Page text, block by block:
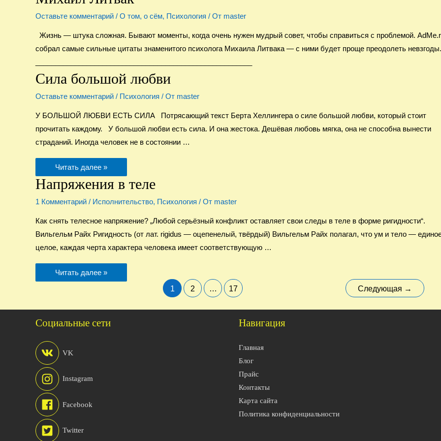
Оставьте комментарий / О том, о сём, Психология / От master
Жизнь — штука сложная. Бывают моменты, когда очень нужен мудрый совет, чтобы справиться с проблемой.
собрал самые сильные цитаты знаменитого психолога Михаила Литвака — с ними будет проще преодолеть невзгоды.
Сила большой любви
Оставьте комментарий / Психология / От master
У БОЛЬШОЙ ЛЮБВИ ЕСТЬ CИЛА Потрясающий текст Берта Хеллингера о силе большой любви, который стоит
прочитать каждому. У большой любви есть сила. И она жестока. Дешёвая любовь мягка, она не способна вынести
страданий. Иногда человек не в состоянии …
Сила
большой
любви
Читать далее »
Напряжения в теле
1 Комментарий / Исполнительство, Психология / От master
Как снять телесное напряжение? „Любой серьёзный конфликт оставляет свои следы в теле в форме ригидности“.
Вильгельм Райх Ригидность (от лат. rigidus — оцепенелый, твёрдый) Вильгельм Райх полагал, что ум и тело —
целое, каждая черта характера человека имеет соответствующую …
Напряжения
в
теле
Читать далее »
записям
1 2 … 17 Следующая →
Социальные сети
VK
Instagram
Facebook
Twitter
Навигация
Главная
Блог
Прайс
Контакты
Карта сайта
Политика конфиденциальности